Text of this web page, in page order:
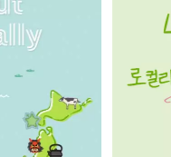
사 빌딩, 오
530-0001
8803